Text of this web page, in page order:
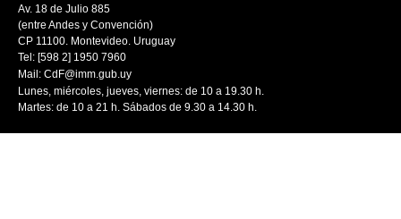
Av. 18 de Julio 885
(entre Andes y Convención)
CP 11100. Montevideo. Uruguay
Tel: [598 2] 1950 7960
Mail: CdF@imm.gub.uy
Lunes, miércoles, jueves, viernes: de 10 a 19.30 h.
Martes: de 10 a 21 h. Sábados de 9.30 a 14.30 h.